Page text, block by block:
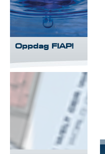
Oppdag FIAP!